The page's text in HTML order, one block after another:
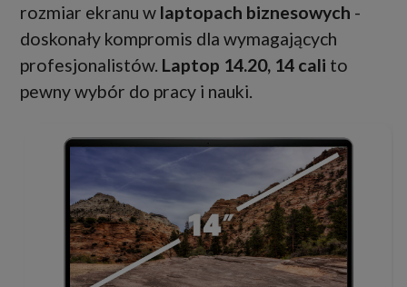
rozmiar ekranu w laptopach biznesowych -
doskonały kompromis dla wymagających
profesjonalistów. Laptop 14.20, 14 cali to
pewny wybór do pracy i nauki.